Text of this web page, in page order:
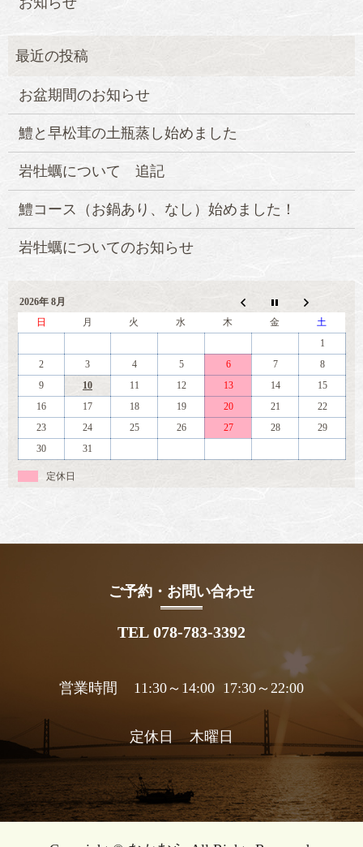
お盆期間のお知らせ
鱧と早松茸の土瓶蒸し始めました
岩牡蠣について 追記
鱧コース（お鍋あり、なし）始めました！
岩牡蠣についてのお知らせ
2026年 8月
日
月 火 水 木 金
土
1
2
3 4 5 6 7
8
9
10 11 12 13 14
15
16
17 18 19 20 21
22
23
24 25 26 27 28
29
30
31
定休日
ご予約・お問い合わせ
TEL 078-783-3392
営業時間 11:30～14:00 17:30～22:00
定休日 木曜日